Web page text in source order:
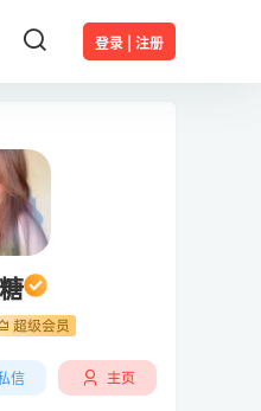
登录 | 注册
超级会员
信 主页